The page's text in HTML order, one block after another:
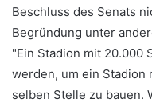
Beschluss des Senats
Begründung unter
"Ein Stadion mit 20.000
werden, um ein Stadion
selben Stelle zu bauen.